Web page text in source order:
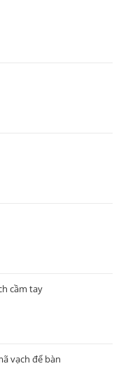
cầm tay
vạch để bàn